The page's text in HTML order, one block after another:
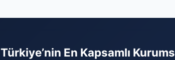
Türkiye’nin En Kapsamlı